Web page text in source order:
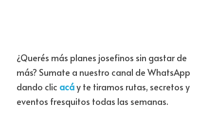
¿Querés más planes josefinos sin gastar de
más? Sumate a nuestro canal de WhatsApp
dando clic acá y te tiramos rutas, secretos y
eventos fresquitos todas las semanas.